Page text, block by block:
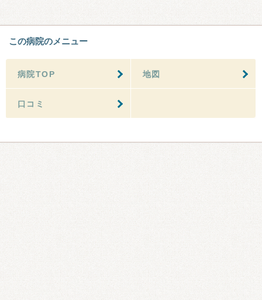
この病院のメニュー
病院TOP 地図
口コミ